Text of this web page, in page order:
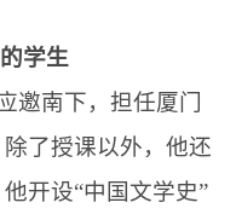
学生
邀南下，担任厦门
了授课以外，他还
开设“中国文学史”